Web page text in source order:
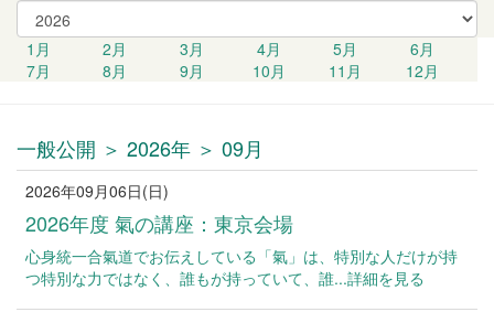
暦
の
選
1月 2月 3月 4月 5月
6月
7月
8月 9月 10月 11月 12月
一般公開 ＞ 2026年 ＞ 09月
2026年09月06日(日)
2026年度 氣の講座：東京会場
心身統一合氣道でお伝えしている「氣」は、特別な人だけが持
つ特別な力ではなく、誰もが持っていて、誰...詳細を見る